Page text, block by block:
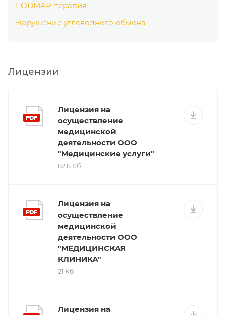
FODMAP-терапия
Нарушение углеводного обмена
Лицензии
Лицензия на
осуществление
медицинской
деятельности ООО
"Медицинские услуги"
82.8 Кб
Лицензия на
осуществление
медицинской
деятельности ООО
"МЕДИЦИНСКАЯ
КЛИНИКА"
21 Кб
Лицензия на